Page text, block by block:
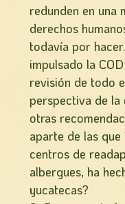
redunden en una
derechos
todavía por
impulsado la
revisión de todo
perspectiva de la
otras
aparte de las
centros de
albergues, ha
yucatecas?